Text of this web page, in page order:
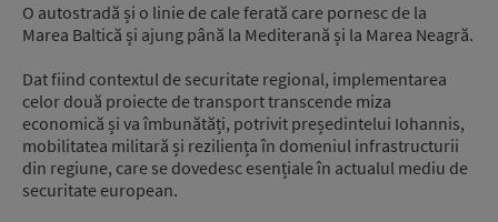
O autostradă și o linie de cale ferată care pornesc de la
Marea Baltică și ajung până la Mediterană și la Marea Neagră.
Dat fiind contextul de securitate regional, implementarea
celor două proiecte de transport transcende miza
economică și va îmbunătăți, potrivit președintelui Iohannis,
mobilitatea militară și reziliența în domeniul infrastructurii
din regiune, care se dovedesc esențiale în actualul mediu de
securitate european.